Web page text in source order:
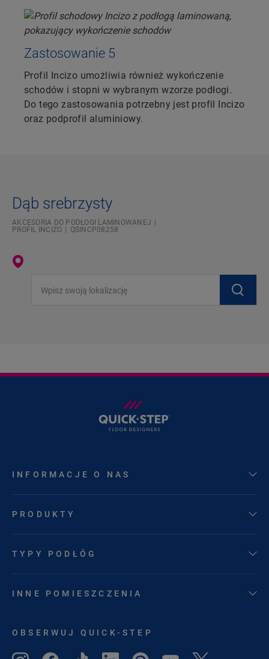
Zastosowanie 5
Profil Incizo umożliwia również wykończenie
schodów i stopni w wybranym wzorze podłogi.
Do tego zastosowania potrzebny jest profil Incizo
oraz podprofil aluminiowy.
Dąb srebrzysty
AKCESORIA DO PODŁOGI LAMINOWANEJ
PROFIL INCIZO
QSINCP08258
INFORMACJE O NAS
PRODUKTY
TYPY PODŁÓG
INNE POMIESZCZENIA
OBSERWUJ QUICK-STEP